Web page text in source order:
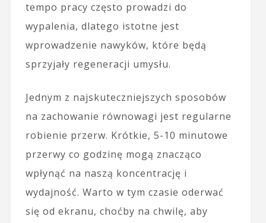
tempo pracy często prowadzi do
wypalenia, dlatego istotne jest
wprowadzenie nawyków, które będą
sprzyjały regeneracji umysłu.
Jednym z najskuteczniejszych sposobów
na zachowanie równowagi jest regularne
robienie przerw. Krótkie, 5-10 minutowe
przerwy co godzinę mogą znacząco
wpłynąć na naszą koncentrację i
wydajność. Warto w tym czasie oderwać
się od ekranu, choćby na chwilę, aby